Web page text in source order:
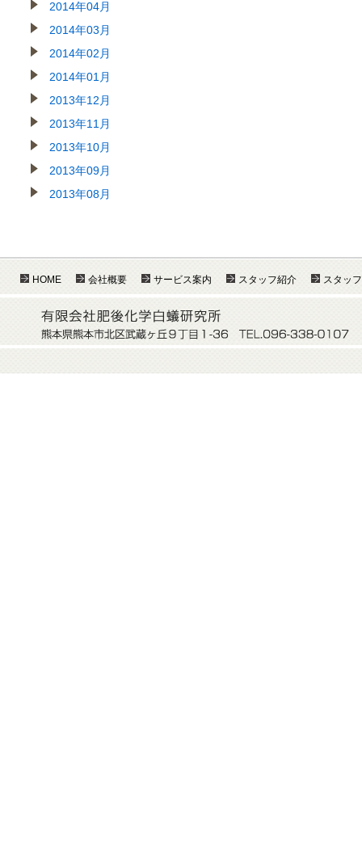
2014年04月
2014年03月
2014年02月
2014年01月
2013年12月
2013年11月
2013年10月
2013年09月
2013年08月
HOME 会社概要 サービス案内 スタッフ紹介 スタッ